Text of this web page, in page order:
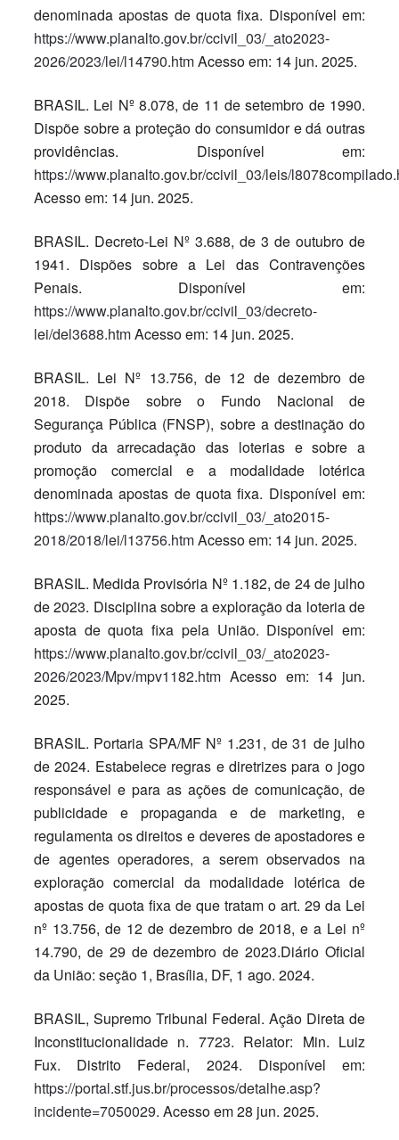
denominada apostas de quota fixa. Disponível em:
https://www.planalto.gov.br/ccivil_03/_ato2023-
2026/2023/lei/l14790.htmAcesso em: 14 jun. 2025.
BRASIL. Lei Nº 8.078, de 11 de setembro de 1990.
Dispõe sobre a proteção do consumidor e dá outras
providências. Disponível em:
https://www.planalto.gov.br/ccivil_03/leis/
Acesso em: 14 jun. 2025.
BRASIL. Decreto-Lei Nº 3.688, de 3 de outubro de
1941. Dispões sobre a Lei das Contravenções
Penais. Disponível em:
https://www.planalto.gov.br/ccivil_03/decreto-
lei/del3688.htmAcesso em: 14 jun. 2025.
BRASIL. Lei Nº 13.756, de 12 de dezembro de
2018. Dispõe sobre o Fundo Nacional de
Segurança Pública (FNSP), sobre a destinação do
produto da arrecadação das loterias e sobre a
promoção comercial e a modalidade lotérica
denominada apostas de quota fixa. Disponível em:
https://www.planalto.gov.br/ccivil_03/_ato2015-
2018/2018/lei/l13756.htmAcesso em: 14 jun. 2025.
BRASIL. Medida Provisória Nº 1.182, de 24 de julho
de 2023. Disciplina sobre a exploração da loteria de
aposta de quota fixa pela União. Disponível em:
https://www.planalto.gov.br/ccivil_03/_ato2023-
2026/2023/Mpv/mpv1182.htmAcesso em: 14 jun.
2025.
BRASIL. Portaria SPA/MF Nº 1.231, de 31 de julho
de 2024. Estabelece regras e diretrizes para o jogo
responsável e para as ações de comunicação, de
publicidade e propaganda e de marketing, e
regulamenta os direitos e deveres de apostadores e
de agentes operadores, a serem observados na
exploração comercial da modalidade lotérica de
apostas de quota fixa de que tratam o art. 29 da Lei
nº 13.756, de 12 de dezembro de 2018, e a Lei nº
14.790, de 29 de dezembro de 2023.Diário Oficial
da União: seção 1, Brasília, DF, 1 ago. 2024.
BRASIL, Supremo Tribunal Federal. Ação Direta de
Inconstitucionalidade n. 7723. Relator: Min. Luiz
Fux. Distrito Federal, 2024. Disponível em:
https://portal.stf.jus.br/processos/detalhe.asp?
incidente=7050029. Acesso em 28 jun. 2025.